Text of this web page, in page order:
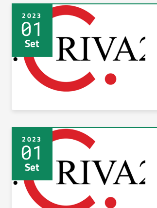
2023
01
Set
2023
01
Set